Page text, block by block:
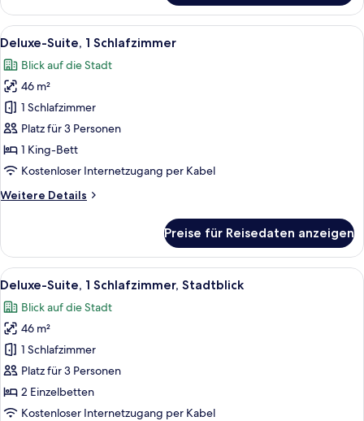
anzeigen
Zimmer,
1 King-
Bett,
auf
den
Innenhof
Alle
Fotos
für
Deluxe-
Suite,
1
Schlafzimmer
anzeigen
Deluxe-Suite, 1 Schlafzimmer |
13
Deluxe-Suite, 1 Schlafzimmer
Blick auf die Stadt
46 m²
1 Schlafzimmer
Platz für 3 Personen
1 King-Bett
Kostenloser Internetzugang per Kabel
Weitere Details
Weitere
Suite,
Schlafzimmer
Preise für Reisedaten anzeigen
Alle
Fotos
für
Deluxe-
Suite,
1
Schlafzimmer,
Stadtblick
Ein Zimmer mit einem blauen Sofa,
8
Deluxe-Suite, 1 Schlafzimmer, Stadtblick
Blick auf die Stadt
46 m²
1 Schlafzimmer
Platz für 3 Personen
2 Einzelbetten
Kostenloser Internetzugang per Kabel